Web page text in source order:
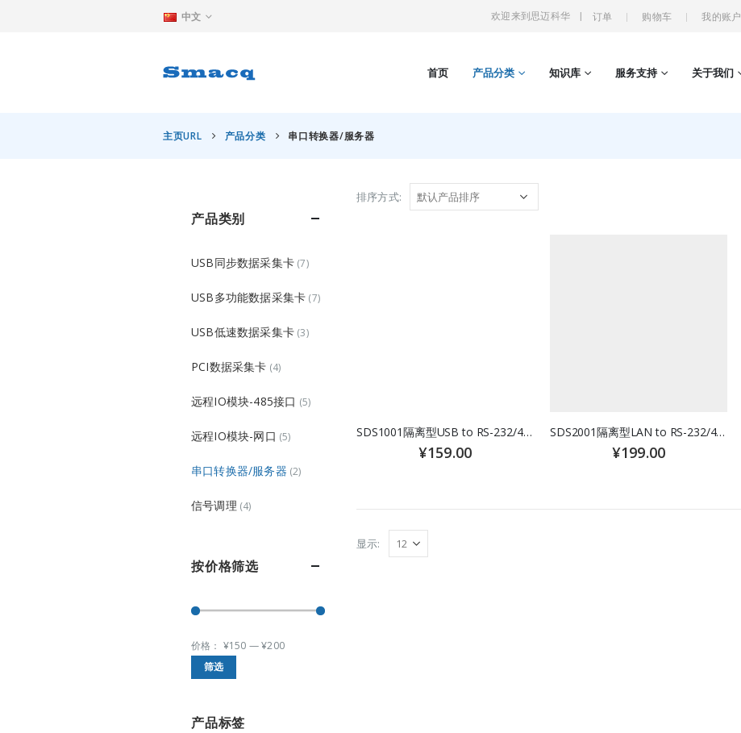
中文 欢迎来到思迈科华 | 订单 购物车 我的账户
首页 产品分类 知识库 服务支持 关于我们
主页URL 产品分类 串口转换器/服务器
排序方式:
SDS1001隔离型USB to RS-232/485转换器
¥159.00
SDS2001隔离型LAN to RS-232/485串口服务器
¥199.00
显示:
产品类别
USB同步数据采集卡 (7)
USB多功能数据采集卡 (7)
USB低速数据采集卡 (3)
PCI数据采集卡 (4)
远程IO模块-485接口 (5)
远程IO模块-网口 (5)
串口转换器/服务器 (2)
信号调理 (4)
按价格筛选
格
格
筛选
价格： ¥150 —¥200
产品标签